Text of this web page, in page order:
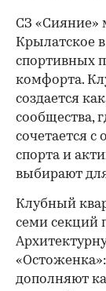
СЗ «Сияние»
Крылатское
спортивных
комфорта.
создается
сообщества,
сочетается
спорта и
выбирают
Клубный
семи секций
дополняют